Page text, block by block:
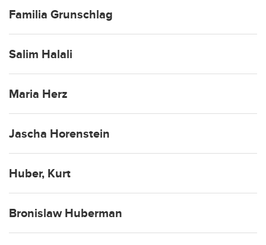
Familia Grunschlag
Salim Halali
Maria Herz
Jascha Horenstein
Huber, Kurt
Bronislaw Huberman